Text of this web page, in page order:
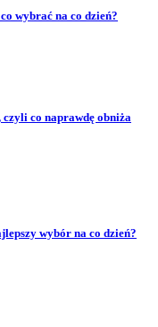
wybrać na co dzień?
co naprawdę obniża
wybór na co dzień?